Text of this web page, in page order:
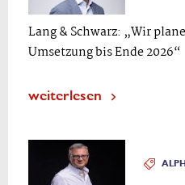
Lang & Schwarz: „Wir
Umsetzung bis Ende 2026“
weiterlesen